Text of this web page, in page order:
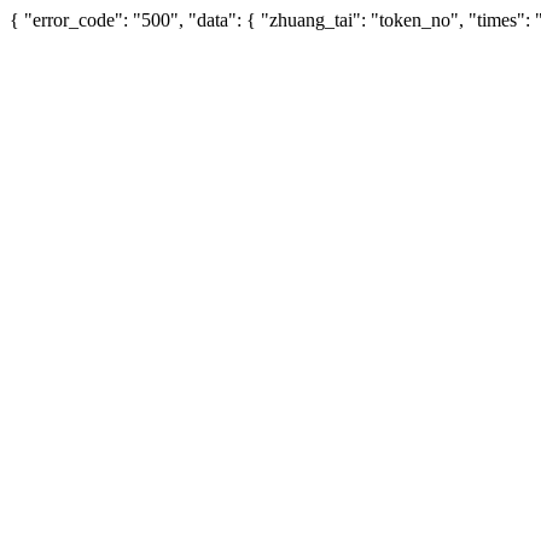
{ "error_code": "500", "data": { "zhuang_tai": "token_no", "times":